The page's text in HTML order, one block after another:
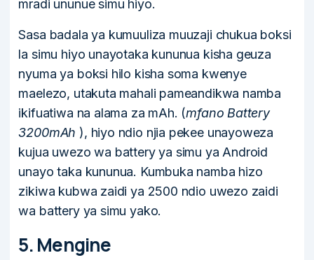
mradi ununue simu hiyo.
Sasa badala ya kumuuliza muuzaji chukua boksi
la simu hiyo unayotaka kununua kisha geuza
nyuma ya boksi hilo kisha soma kwenye
maelezo, utakuta mahali pameandikwa namba
ikifuatiwa na alama za mAh. (mfano Battery
3200mAh ), hiyo ndio njia pekee unayoweza
kujua uwezo wa battery ya simu ya Android
unayo taka kununua. Kumbuka namba hizo
zikiwa kubwa zaidi ya 2500 ndio uwezo zaidi
wa battery ya simu yako.
5. Mengine